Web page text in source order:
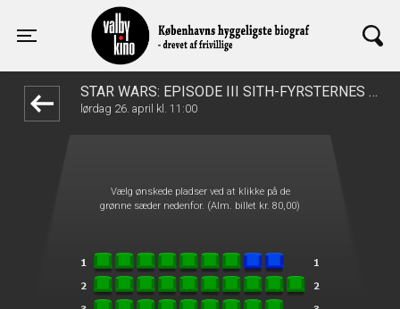
Toggle navigation
Valby Kino
STAR WARS: EPISODE III SITH-FYRSTERNES HÆVN
lørdag 26. april kl. 11:00
Vælg ønskede pladser ved at klikke på de
grønne sæder nedenfor. (Alm. billet kr. 80,00)
front03-cc 110324